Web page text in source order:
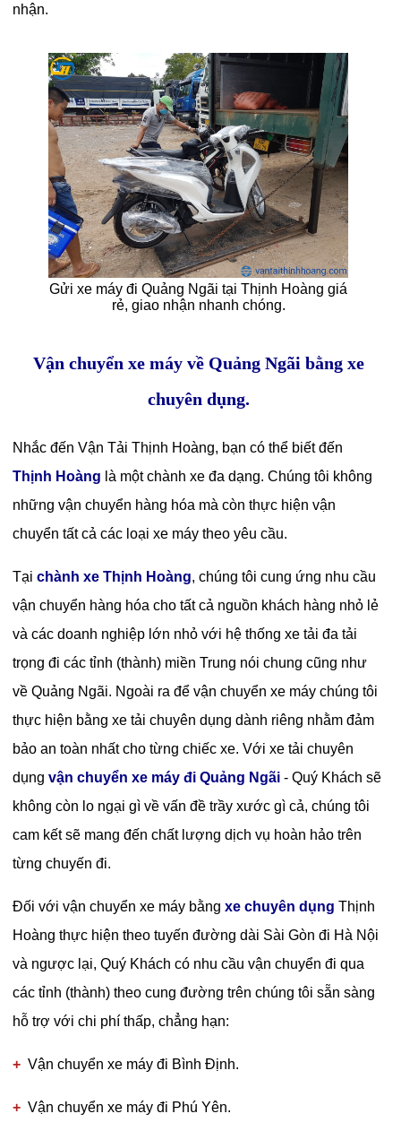
nhận.
Gửi xe máy đi Quảng Ngãi tại Thịnh Hoàng giá
rẻ, giao nhận nhanh chóng.
Vận chuyển xe máy về Quảng Ngãi bằng xe
chuyên dụng.
Nhắc đến Vận Tải Thịnh Hoàng, bạn có thể biết đến
Thịnh Hoàng là một chành xe đa dạng. Chúng tôi không
những vận chuyển hàng hóa mà còn thực hiện vận
chuyển tất cả các loại xe máy theo yêu cầu.
Tạichành xe Thịnh Hoàng, chúng tôi cung ứng nhu cầu
vận chuyển hàng hóa cho tất cả nguồn khách hàng nhỏ lẻ
và các doanh nghiệp lớn nhỏ với hệ thống xe tải đa tải
trọng đi các tỉnh (thành) miền Trung nói chung cũng như
về Quảng Ngãi. Ngoài ra để vận chuyển xe máy chúng tôi
thực hiện bằng xe tải chuyên dụng dành riêng nhằm đảm
bảo an toàn nhất cho từng chiếc xe. Với xe tải chuyên
dụngvận chuyển xe máy đi Quảng Ngãi - Quý Khách sẽ
không còn lo ngại gì về vấn đề trầy xước gì cả, chúng tôi
cam kết sẽ mang đến chất lượng dịch vụ hoàn hảo trên
từng chuyến đi.
Đối vớivận chuyển xe máy bằng xe chuyên dụng Thịnh
Hoàng thực hiện theo tuyến đường dài Sài Gòn đi Hà Nội
và ngược lại, Quý Khách có nhu cầu vận chuyển đi qua
các tỉnh (thành) theo cung đường trên chúng tôi sẵn sàng
hỗ trợ với chi phí thấp, chẳng hạn:
+ Vận chuyển xe máy đi Bình Định.
+ Vận chuyển xe máy đi Phú Yên.